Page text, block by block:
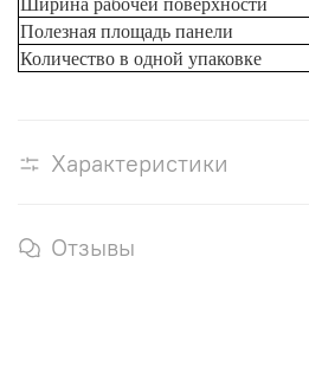
Полезная площадь панели
Количество в одной упаковке
Характеристики
Отзывы